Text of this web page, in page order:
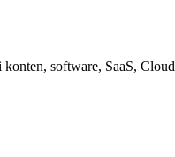
software, SaaS,